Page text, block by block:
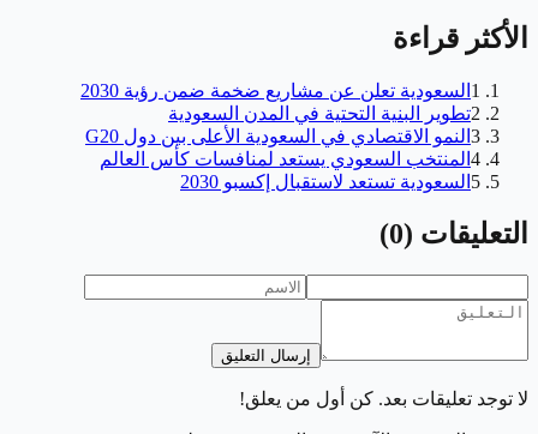
الأكثر قراءة
1 السعودية تعلن عن مشاريع ضخمة ضمن رؤية 2030
2تطوير البنية التحتية في المدن السعودية
3 النمو الاقتصادي في السعودية الأعلى بين دول G20
4 المنتخب السعودي يستعد لمنافسات كأس العالم
5 السعودية تستعد لاستقبال إكسبو 2030
التعليقات (
0
)
إرسال التعليق
لا توجد تعليقات بعد. كن أول من يعلق!